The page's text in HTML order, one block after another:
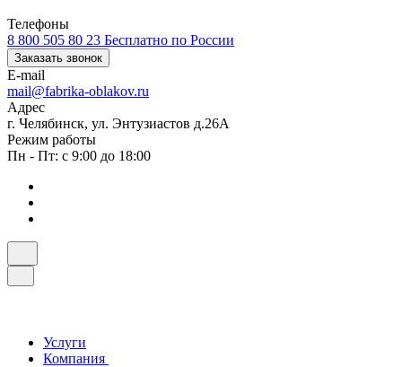
Телефоны
8 800 505 80 23 Бесплатно по России
Заказать звонок
E-mail
mail@fabrika-oblakov.ru
Адрес
г. Челябинск, ул. Энтузиастов д.26А
Режим работы
Пн - Пт: с 9:00 до 18:00
Услуги
Компания